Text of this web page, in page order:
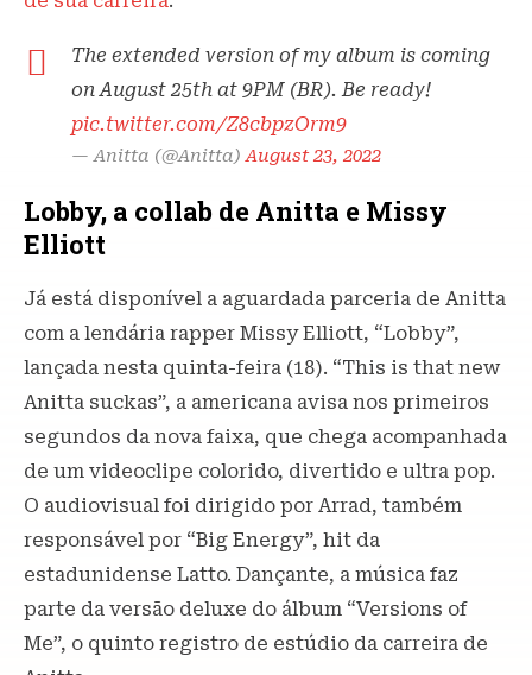
The extended version of my album is coming
on August 25th at 9PM (BR). Be ready!
pic.twitter.com/Z8cbpzOrm9
— Anitta (@Anitta)August 23, 2022
Lobby, a collab de Anitta e Missy
Elliott
Já está disponível a aguardada parceria de Anitta
com a lendária rapper Missy Elliott, “Lobby”,
lançada nesta quinta-feira (18). “This is that new
Anitta suckas”, a americana avisa nos primeiros
segundos da nova faixa, que chega acompanhada
de um videoclipe colorido, divertido e ultra pop.
O audiovisual foi dirigido por Arrad, também
responsável por “Big Energy”, hit da
estadunidense Latto. Dançante, a música faz
parte da versão deluxe do álbum “Versions of
Me”, o quinto registro de estúdio da carreira de